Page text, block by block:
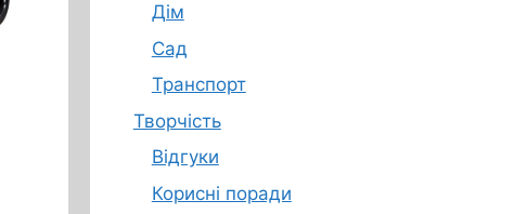
Дім
Сад
Транспорт
Творчість
Відгуки
Корисні поради